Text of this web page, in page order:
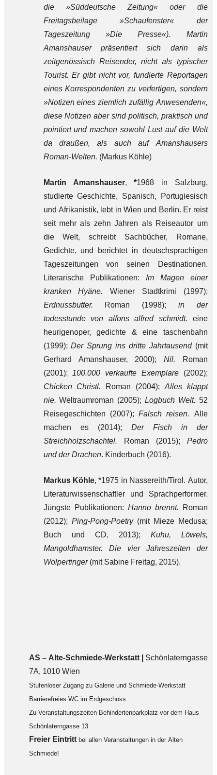
die »Süddeutsche Zeitung« oder die
Freitagsbeilage »Schaufenster« der
Tageszeitung »Die Presse«). Martin
Amanshauser präsentiert sich darin als
zeitgenössisch Reisender, nicht als typischer
Tourist. Er gibt nicht vor, fundierte Reportagen
eines Korrespondenten zu verfertigen, sondern
»Notizen eines ziemlich zufällig Anwesenden«,
diese Notizen aber sind politisch, praktisch und
pointiert und machen sowohl Lust auf die Welt
da draußen, als auch auf Amanshausers
Roman-Welten. (Markus Köhle)
Martin Amanshauser, *1968 in Salzburg,
studierte Geschichte, Spanisch, Portugiesisch
und Afrikanistik, lebt in Wien und Berlin. Er reist
seit mehr als zehn Jahren als Reiseautor um
die Welt, schreibt Sachbücher, Romane,
Gedichte, und berichtet in deutschsprachigen
Tageszeitungen von seinen Destinationen.
Literarische Publikationen: Im Magen einer
kranken Hyäne. Wiener Stadtkrimi (1997);
Erdnussbutter. Roman (1998); in der
todesstunde von alfons alfred schmidt. eine
heurigenoper, gedichte & eine taschenbahn
(1999); Der Sprung ins dritte Jahrtausend(mit
Gerhard Amanshauser, 2000); Nil. Roman
(2001); 100.000 verkaufte Exemplare(2002);
Chicken Christl. Roman (2004); Alles klappt
nie. Weltraumroman (2005); Logbuch Welt. 52
Reisegeschichten (2007); Falsch reisen. Alle
machen es (2014); Der Fisch in der
Streichholzschachtel.
Roman (2015); Pedro
und der Drachen. Kinderbuch (2016).
Markus Köhle, *1975 in Nassereith/Tirol. Autor,
Literaturwissenschaftler und Sprachperformer.
Jüngste Publikationen: Hanno brennt. Roman
(2012); Ping-Pong-Poetry(mit Mieze Medusa;
Buch und CD, 2013); Kuhu, Löwels,
Mangoldhamster. Die vier Jahreszeiten der
Wolpertinger(mit Sabine Freitag, 2015).
– –
AS – Alte-Schmiede-Werkstatt | Schönlaterngasse
7A, 1010 Wien
Stufenloser Zugang zu Galerie und Schmiede-Werkstatt
Barrierefreies WC im Erdgeschoss
Zu Veranstaltungszeiten Behindertenparkplatz vor dem Haus
Schönlaterngasse 13
Freier Eintritt bei allen Veranstaltungen in der Alten
Schmiede!